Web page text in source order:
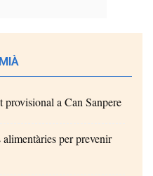
provisional a Can Sanpere
per prevenir